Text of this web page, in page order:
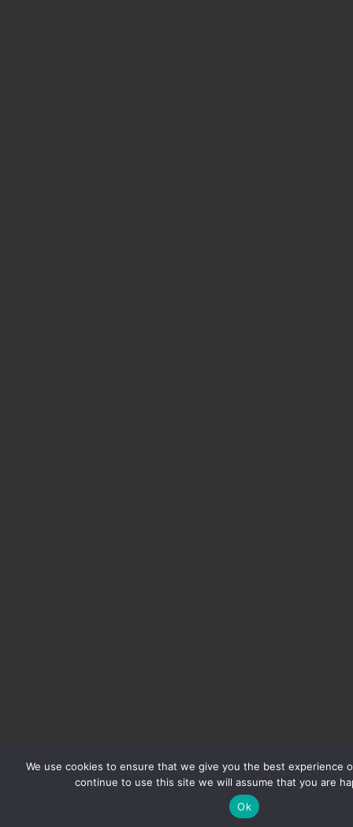
We use cookies to ensure that we give you the best experience
continue to use this site we will assume that you are
Ok